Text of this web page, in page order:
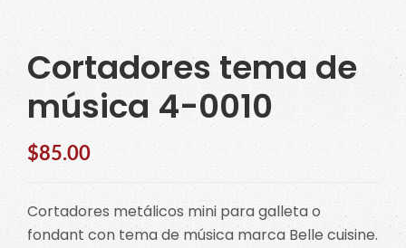
Cortadores tema de
música 4-0010
$85.00
Cortadores metálicos mini para galleta o
fondant con tema de música marca Belle cuisine.